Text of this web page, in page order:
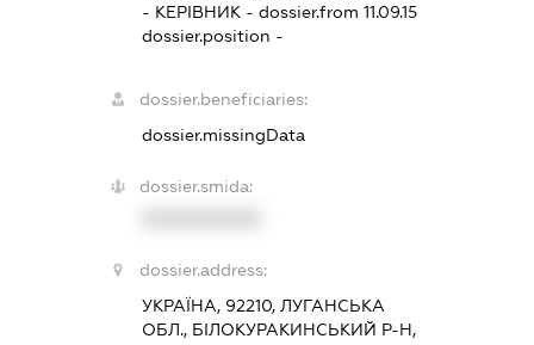
- КЕРІВНИК- dossier.from 11.09.15
dossier.position -
dossier.beneficiaries:
dossier.missingData
dossier.smida:
dossier.address:
УКРАЇНА, 92210, ЛУГАНСЬКА
ОБЛ., БІЛОКУРАКИНСЬКИЙ Р-Н,